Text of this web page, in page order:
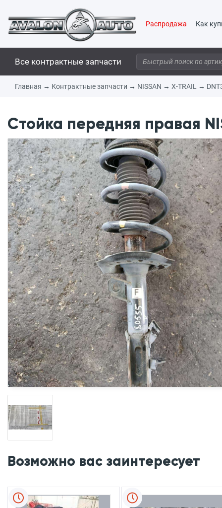
Распродажа Как
Все контрактные запчасти
Главная → Контрактные запчасти → NISSAN → X-TRAIL →
Стойка передняя правая
Возможно вас заинтересует